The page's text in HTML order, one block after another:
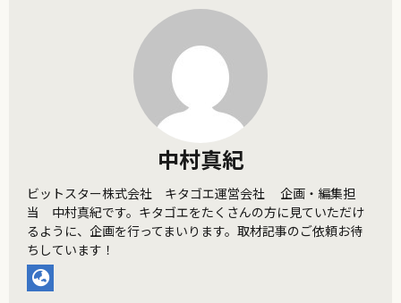
中村真紀
ビットスター株式会社 キタゴエ運営会社 企画・編集担
当 中村真紀です。キタゴエをたくさんの方に見ていただけ
るように、企画を行ってまいります。取材記事のご依頼お待
ちしています！